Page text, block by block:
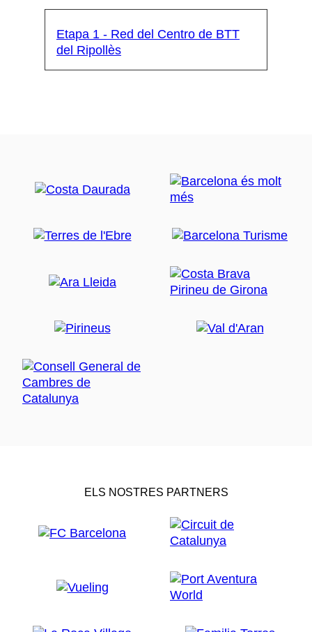
Etapa 1 - Red del Centro de BTT
del Ripollès
ELS NOSTRES PARTNERS